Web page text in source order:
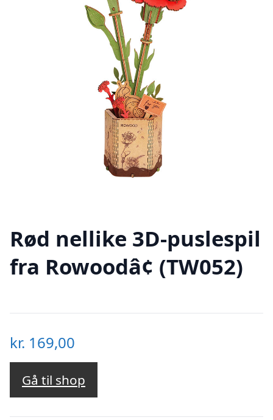
Rød nellike 3D-puslespil
fra Rowoodâ¢ (TW052)
kr. 169,00
Gå til shop